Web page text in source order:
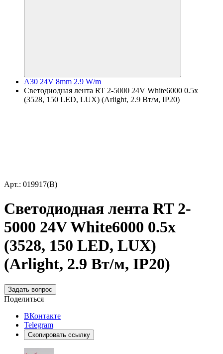
A30 24V 8mm 2.9 W/m
Светодиодная лента RT 2-5000 24V White6000 0.5x
(3528, 150 LED, LUX) (Arlight, 2.9 Вт/м, IP20)
Арт.: 019917(B)
Светодиодная лента RT 2-
5000 24V White6000 0.5x
(3528, 150 LED, LUX)
(Arlight, 2.9 Вт/м, IP20)
Задать вопрос
Поделиться
ВКонтакте
Telegram
Скопировать ссылку